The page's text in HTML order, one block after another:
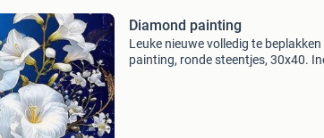
Diamond painting
Leuke nieuwe volledig te
painting, ronde steentjes, 30x40.